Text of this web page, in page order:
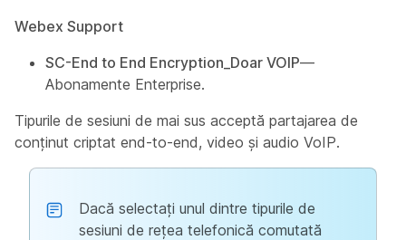
Webex Support
SC-End to End Encryption_Doar VOIP—
Abonamente Enterprise.
Tipurile de sesiuni de mai sus acceptă partajarea de
conținut criptat end-to-end, video și audio VoIP.
Dacă selectați unul dintre tipurile de
sesiuni de rețea telefonică comutată